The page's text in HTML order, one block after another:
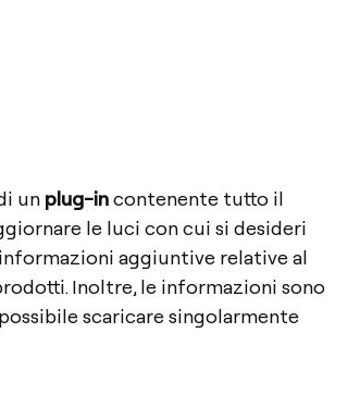
un plug-incontenente tutto il
le luci con cui si desideri
aggiuntive relative al
Inoltre, le informazioni sono
scaricare singolarmente